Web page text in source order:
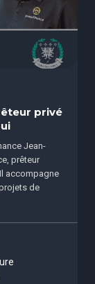
privé
Jean-
prêteur
accompagne
de